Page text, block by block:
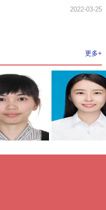
2022-03-25
更多+